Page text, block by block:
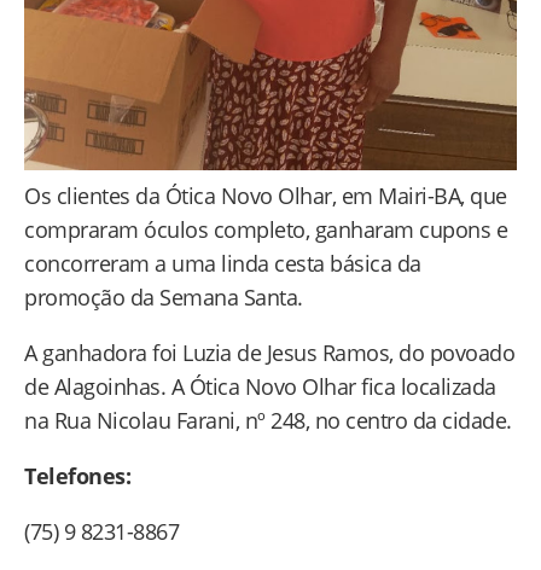
Os clientes da Ótica Novo Olhar, em Mairi-BA, que
compraram óculos completo, ganharam cupons e
concorreram a uma linda cesta básica da
promoção da Semana Santa.
A ganhadora foi Luzia de Jesus Ramos, do povoado
de Alagoinhas. A Ótica Novo Olhar fica localizada
na Rua Nicolau Farani, nº 248, no centro da cidade.
Telefones:
(75) 9 8231-8867